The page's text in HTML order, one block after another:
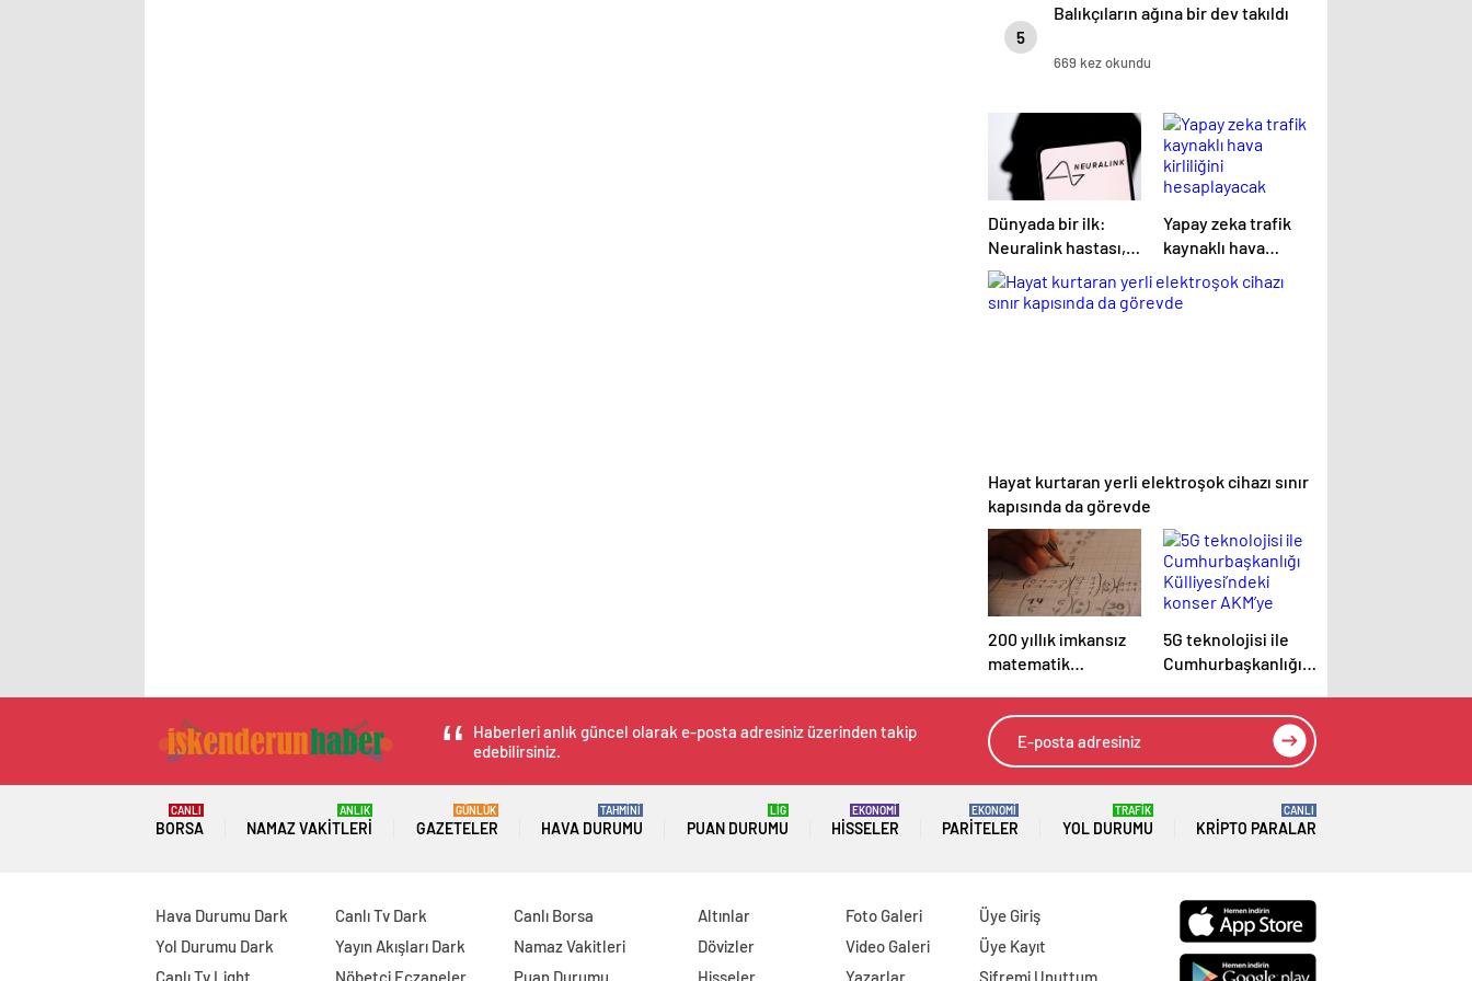
5
Balıkçıların ağına bir dev takıldı
669 kez okundu
Dünyada bir ilk:
Neuralink hastası,
beyin implantıyla ilk
kez YouTube
Yapay zeka trafik
kaynaklı hava
kirliliğini
hesaplayacak
Hayat kurtaran yerli elektroşok cihazı sınır
kapısında da görevde
200 yıllık imkansız
matematik
5G teknolojisi ile
Cumhurbaşkanlığı
konser AKM’ye
Haberleri anlık güncel olarak e-posta adresiniz üzerinden takip
edebilirsiniz.
BORSA
CANLI
NAMAZ VAKITLERI
ANLIK
GAZETELER
GÜNLÜK
HAVA DURUMU
TAHMİNİ
PUAN DURUMU
LİG
HISSELER
EKONOMİ
PARITELER
EKONOMİ
YOL DURUMU
TRAFİK
KRIPTO PARALAR
CANLI
Hava Durumu Dark
Yol Durumu Dark
Canlı Tv Light
Canlı Tv Dark
Yayın Akışları Dark
Nöbetçi Eczaneler
Canlı Borsa
Namaz Vakitleri
Puan Durumu
Altınlar
Dövizler
Hisseler
Foto Galeri
Video Galeri
Yazarlar
Üye Giriş
Üye Kayıt
Şifremi Unuttum